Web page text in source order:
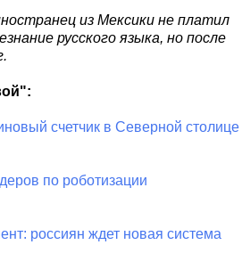
из Мексики не платил
русского языка, но после
счетчик в Северной столице
по роботизации
россиян ждет новая система